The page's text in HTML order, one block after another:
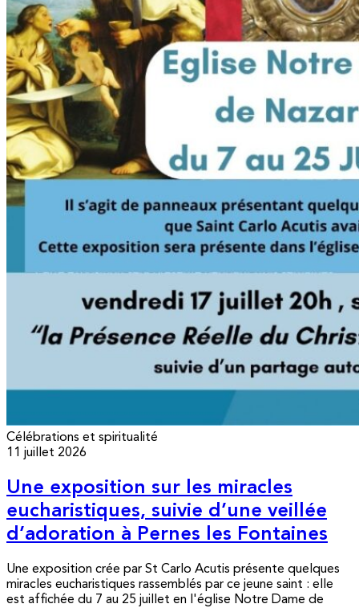
Célébrations et spiritualité
11 juillet 2026
Une exposition sur les miracles
eucharistiques, suivie d’une veillée
d’adoration à Pernes les Fontaines
Une exposition crée par St Carlo Acutis présente quelques
miracles eucharistiques rassemblés par ce jeune saint : elle
est affichée du 7 au 25 juillet en l'église Notre Dame de